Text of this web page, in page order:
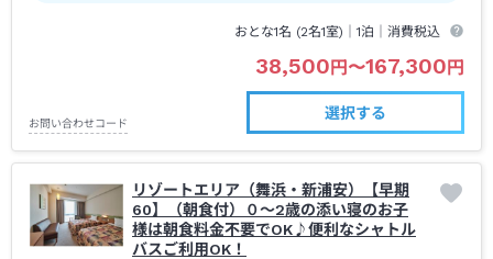
おとな1名 (2名1室)｜1泊 ｜消費税込
38,500 円 〜167,300 円
お問い合わせコード
選択する
リゾートエリア（舞浜・新浦安）【早期
60】（朝食付）０～2歳の添い寝のお子
様は朝食料金不要でOK♪便利なシャトル
バスご利用OK！